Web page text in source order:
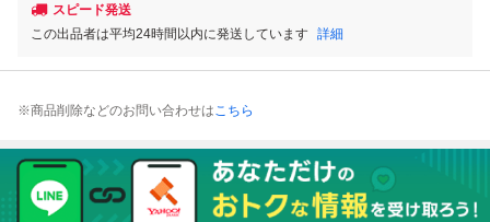
スピード発送
この出品者は平均24時間以内に発送しています 詳細
※商品削除などのお問い合わせはこちら